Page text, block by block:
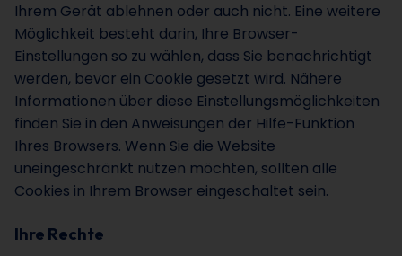
Ihrem Gerät ablehnen oder auch nicht. Eine weitere
Möglichkeit besteht darin, Ihre Browser-
Einstellungen so zu wählen, dass Sie benachrichtigt
werden, bevor ein Cookie gesetzt wird. Nähere
Informationen über diese Einstellungsmöglichkeiten
finden Sie in den Anweisungen der Hilfe-Funktion
Ihres Browsers. Wenn Sie die Website
uneingeschränkt nutzen möchten, sollten alle
Cookies in Ihrem Browser eingeschaltet sein.
Ihre Rechte